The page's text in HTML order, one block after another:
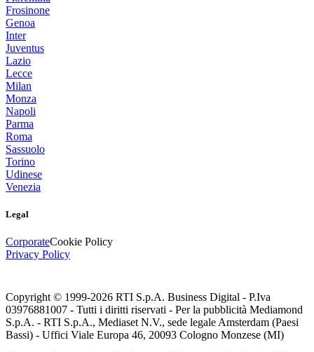
Frosinone
Genoa
Inter
Juventus
Lazio
Lecce
Milan
Monza
Napoli
Parma
Roma
Sassuolo
Torino
Udinese
Venezia
Legal
CorporateCookie Policy
Privacy Policy
Copyright © 1999-2026 RTI S.p.A. Business Digital - P.Iva
03976881007 - Tutti i diritti riservati - Per la pubblicità Mediamond
S.p.A. - RTI S.p.A., Mediaset N.V., sede legale Amsterdam (Paesi
Bassi) - Uffici Viale Europa 46, 20093 Cologno Monzese (MI)